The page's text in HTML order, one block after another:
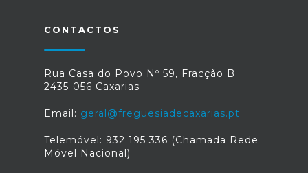
CONTACTOS
Rua Casa do Povo Nº 59, Fracção B
2435-056 Caxarias
Email: geral@freguesiadecaxarias.pt
Telemóvel: 932 195 336 (Chamada Rede
Móvel Nacional)